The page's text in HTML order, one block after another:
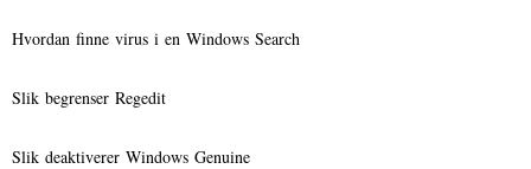
Hvordan finne virus i en Windows Search
Slik begrenser Regedit
Slik deaktiverer Windows Genuine